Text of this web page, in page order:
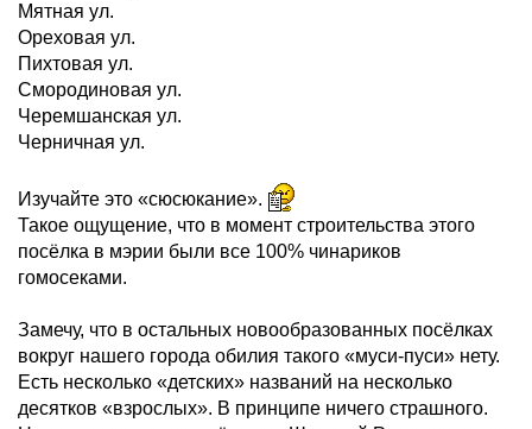
Мятная ул.
Ореховая ул.
Пихтовая ул.
Смородиновая ул.
Черемшанская ул.
Черничная ул.
Изучайте это «сюсюкание».
Такое ощущение, что в момент строительства этого
посёлка в мэрии были все 100% чинариков
гомосеками.
Замечу, что в остальных новообразованных посёлках
вокруг нашего города обилия такого «муси-пуси» нету.
Есть несколько «детских» названий на несколько
десятков «взрослых». В принципе ничего страшного.